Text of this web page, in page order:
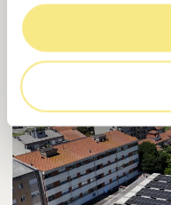
Financiado